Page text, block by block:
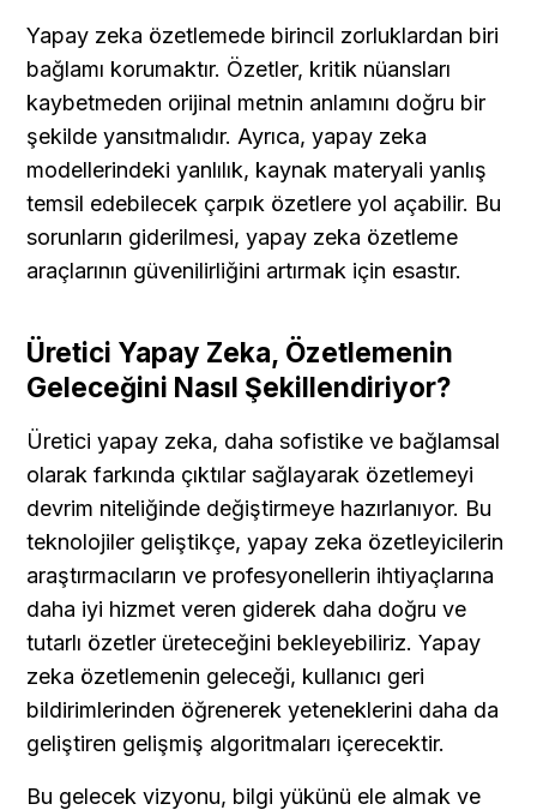
Yapay zeka özetlemede birincil zorluklardan biri
bağlamı korumaktır. Özetler, kritik nüansları
kaybetmeden orijinal metnin anlamını doğru bir
şekilde yansıtmalıdır. Ayrıca, yapay zeka
modellerindeki yanlılık, kaynak materyali yanlış
temsil edebilecek çarpık özetlere yol açabilir. Bu
sorunların giderilmesi, yapay zeka özetleme
araçlarının güvenilirliğini artırmak için esastır.
Üretici Yapay Zeka, Özetlemenin
Geleceğini Nasıl Şekillendiriyor?
Üretici yapay zeka, daha sofistike ve bağlamsal
olarak farkında çıktılar sağlayarak özetlemeyi
devrim niteliğinde değiştirmeye hazırlanıyor. Bu
teknolojiler geliştikçe, yapay zeka özetleyicilerin
araştırmacıların ve profesyonellerin ihtiyaçlarına
daha iyi hizmet veren giderek daha doğru ve
tutarlı özetler üreteceğini bekleyebiliriz. Yapay
zeka özetlemenin geleceği, kullanıcı geri
bildirimlerinden öğrenerek yeteneklerini daha da
geliştiren gelişmiş algoritmaları içerecektir.
Bu gelecek vizyonu, bilgi yükünü ele almak ve